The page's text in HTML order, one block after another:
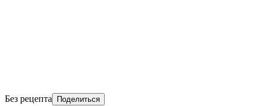
Без рецепта Поделиться